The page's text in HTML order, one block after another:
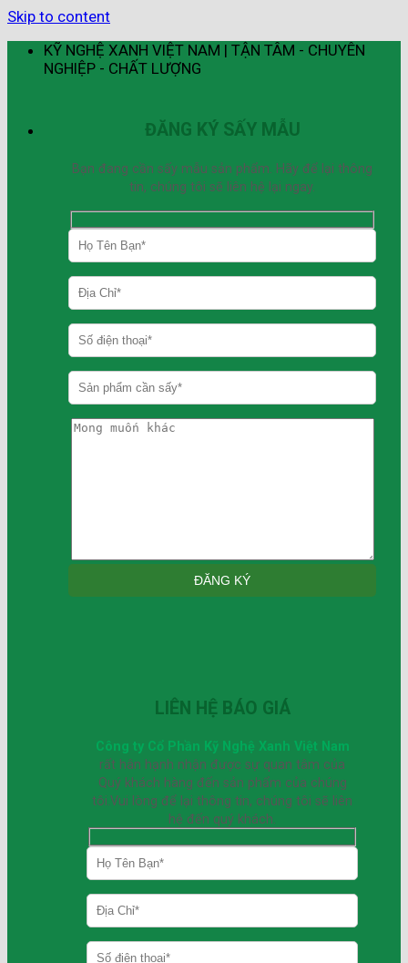
Skip to content
KỸ NGHỆ XANH VIỆT NAM | TẬN TÂM - CHUYÊN
NGHIỆP - CHẤT LƯỢNG
ĐĂNG KÝ SẤY MẪU
Bạn đang cần sấy mẫu sản phẩm. Hãy để lại thông
tin, chúng tôi sẽ liên hệ lại ngay.
LIÊN HỆ BÁO GIÁ
Công ty Cổ Phần Kỹ Nghệ Xanh Việt Nam
rất hân hạnh nhận được sự quan tâm của
Quý khách hàng đến sản phẩm của chúng
tôi.Vui lòng để lại thông tin, chúng tôi sẽ liên
hệ đến quý khách.